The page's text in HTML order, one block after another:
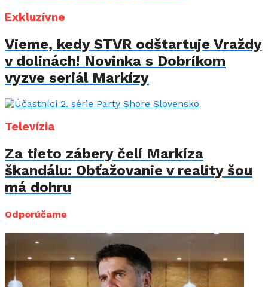
Exkluzívne
Vieme, kedy STVR odštartuje Vraždy
v dolinách! Novinka s Dobríkom
vyzve seriál Markízy
Televízia
Za tieto zábery čelí Markíza
škandálu: Obťažovanie v reality šou
má dohru
Odporúčame